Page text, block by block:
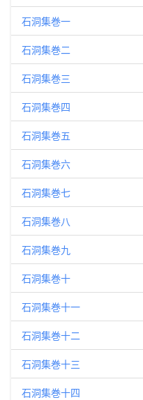
石洞集巻一
石洞集巻二
石洞集巻三
石洞集巻四
石洞集巻五
石洞集巻六
石洞集巻七
石洞集巻八
石洞集巻九
石洞集巻十
石洞集巻十一
石洞集巻十二
石洞集巻十三
石洞集巻十四